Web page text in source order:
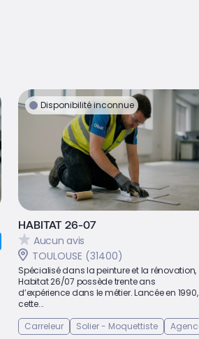
Disponibilité inconnue
HABITAT 26-07
Aucun avis
TOULOUSE (31400)
Spécialisé dans la peinture et la rénovation,
Habitat 26/07 possède trente ans
d’expérience dans le métier. Lancée en 1990,
cette...
Carreleur
Solier - Moquettiste